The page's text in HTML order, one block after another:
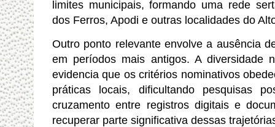
limites municipais, formando uma rede
dos Ferros, Apodi e outras localidades do
Outro ponto relevante envolve a ausência
em períodos mais antigos. A diversidade
evidencia que os critérios nominativos
práticas locais, dificultando pesquisas
cruzamento entre registros digitais e
recuperar parte significativa dessas